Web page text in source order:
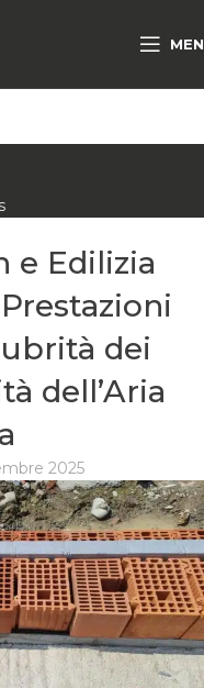
e Edilizia
dei
dell’Aria
2025